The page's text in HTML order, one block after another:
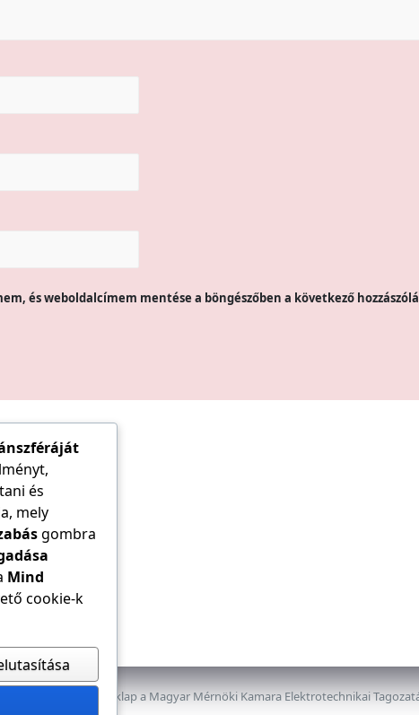
és weboldalcímem mentése a böngészőben a következő
Az E-VILLAMOS szaklap a Magyar Mérnöki Kamara Elektrotechnikai
és
mely
gombra
Mind
cookie-k